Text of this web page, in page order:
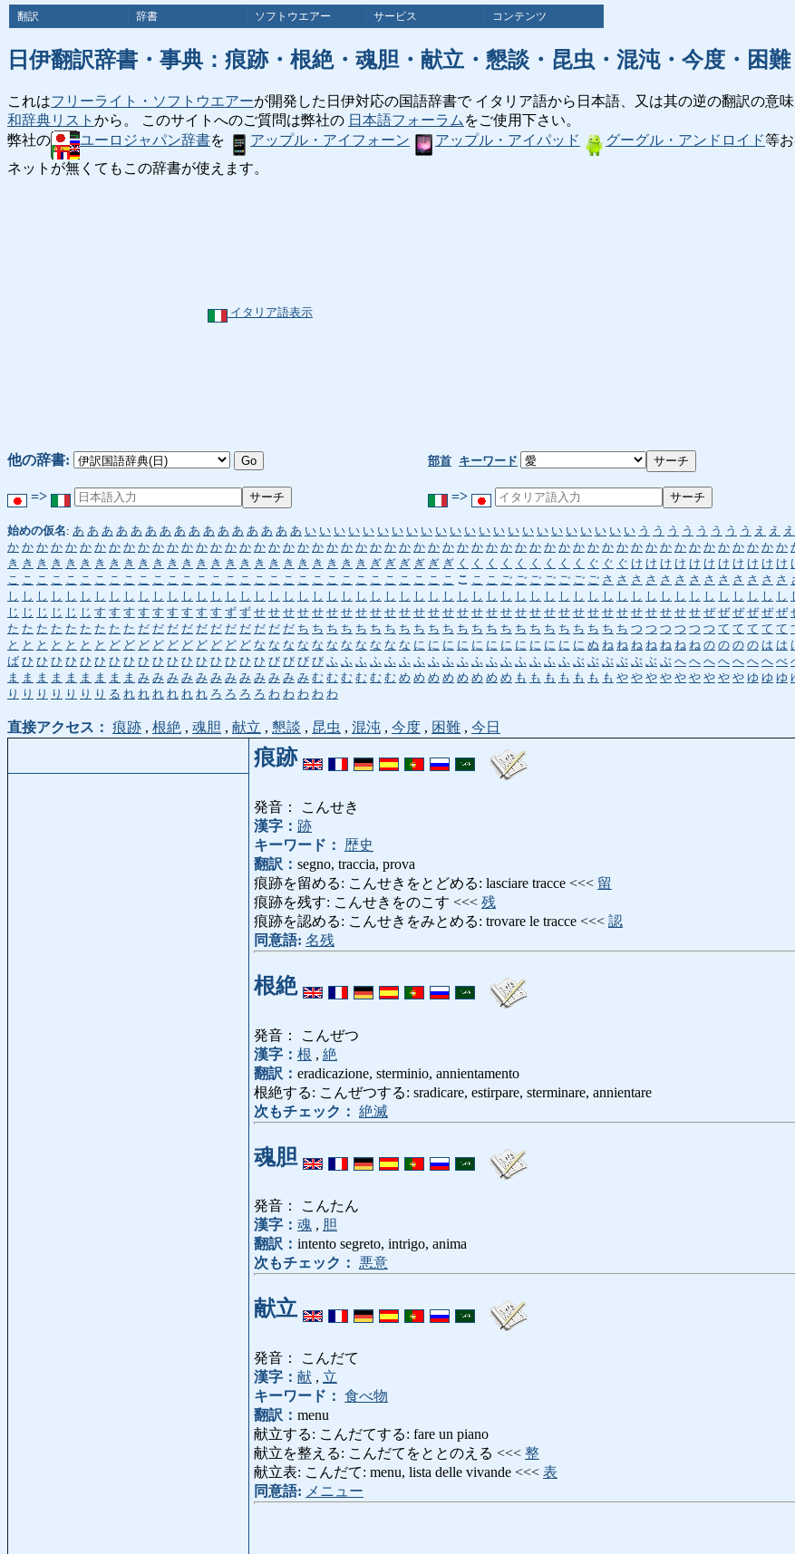
翻訳 辞書 ソフトウエアー サービス コンテンツ
日伊翻訳辞書・事典：痕跡・根絶・魂胆・献立・懇談・昆虫・混沌・今度・困難
これはフリーライト・ソフトウエアーが開発した日伊対応の国語辞書で イタリア語から日本語、又は其の逆の翻訳の意
和辞典リスト から。 このサイトへのご質問は弊社の 日本語フォーラム をご使用下さい。
弊社の
ユーロジャパン辞書を アップル・アイフォーン アップル・アイパッド グーグル・アンドロイド等
ネットが無くてもこの辞書が使えます。
イタリア語表示
他の辞書: 部首 キーワード
=> =>
始めの仮名: あ あ あ あ あ あ あ あ あ あ あ あ あ あ あ あ い い い い い い い い い い い い い い い い い い い い い い い う う う う う う う う え え え
か か か か か か か か か か か か か か か か か か か か か か か か か か か か か か か か か か か か か か か か か か か か か か か か か か か か か か
き き き き き き き き き き き き き き き き き き き き き き き き き ぎ ぎ ぎ ぎ ぎ ぎ く く く く く く く く く ぐ ぐ ぐ け け け け け け け け け け け
こ こ こ こ こ こ こ こ こ こ こ こ こ こ こ こ こ こ こ こ こ こ こ こ こ こ こ こ こ こ こ こ こ こ ご ご ご ご ご ご ご さ さ さ さ さ さ さ さ さ さ さ さ さ
し し し し し し し し し し し し し し し し し し し し し し し し し し し し し し し し し し し し し し し し し し し し し し し し し し し し し し
じ じ じ じ じ じ す す す す す す す す す ず ず せ せ せ せ せ せ せ せ せ せ せ せ せ せ せ せ せ せ せ せ せ せ せ せ せ せ せ せ せ せ せ ぜ ぜ ぜ ぜ ぜ ぜ
た た た た た た た た た だ だ だ だ だ だ だ だ だ だ だ ち ち ち ち ち ち ち ち ち ち ち ち ち ち ち ち ち ち ち ち ち ち ち つ つ つ つ つ つ て て て て て
と と と と と と と ど ど ど ど ど ど ど ど ど ど な な な な な な な な な な な に に に に に に に に に に に に ぬ ね ね ね ね ね ね ね の の の の は は
ば ひ ひ ひ ひ ひ ひ ひ ひ ひ ひ ひ ひ ひ ひ ひ ひ ひ び び び び ふ ふ ふ ふ ふ ふ ふ ふ ふ ふ ふ ふ ふ ふ ふ ふ ふ ぶ ぶ ぶ ぶ ぶ ぶ ぶ へ へ へ へ へ へ へ べ
ま ま ま ま ま ま ま ま ま み み み み み み み み み み み み む む む む む む め め め め め め め め も も も も も も も や や や や や や や や や ゆ ゆ ゆ
り り り り り り り る れ れ れ れ れ れ ろ ろ ろ ろ わ わ わ わ わ
直接アクセス： 痕跡 , 根絶 , 魂胆 , 献立 , 懇談 , 昆虫 , 混沌 , 今度 , 困難 , 今日
痕跡
発音： こんせき
漢字： 跡
キーワード：
歴史
翻訳： segno, traccia, prova
痕跡を留める: こんせきをとどめる: lasciare tracce <<< 留
痕跡を残す: こんせきをのこす <<< 残
痕跡を認める: こんせきをみとめる: trovare le tracce <<< 認
同意語: 名残
根絶
発音： こんぜつ
漢字： 根 , 絶
翻訳： eradicazione, sterminio, annientamento
根絶する: こんぜつする: sradicare, estirpare, sterminare, annientare
次もチェック： 絶滅
魂胆
発音： こんたん
漢字： 魂 , 胆
翻訳： intento segreto, intrigo, anima
次もチェック： 悪意
献立
発音： こんだて
漢字： 献 , 立
キーワード： 食べ物
翻訳： menu
献立する: こんだてする: fare un piano
献立を整える: こんだてをととのえる <<< 整
献立表: こんだて: menu, lista delle vivande <<< 表
同意語: メニュー